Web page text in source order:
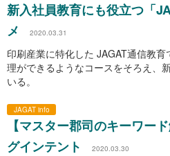
新入社員教育にも役立つ「
メ
2020.03.31
印刷産業に特化した JAGAT通信教
理ができるようなコースをそろえ、
いる。
JAGAT info
【マスター郡司のキーワー
グインテント
2020.03.30